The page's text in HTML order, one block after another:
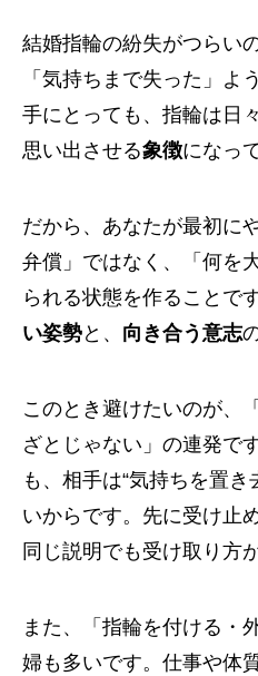
結婚指輪の紛失がつらい
「気持ちまで失った」よ
手にとっても、指輪は日
思い出させる象徴になっ
だから、あなたが最初に
弁償」ではなく、「何を
られる状態を作ることで
い姿勢と、 向き合う意志
このとき避けたいのが、
ざとじゃない」の連発で
も、相手は“気持ちを置
いからです。先に受け止
同じ説明でも受け取り方
また、「指輪を付ける・
婦も多いです。仕事や体